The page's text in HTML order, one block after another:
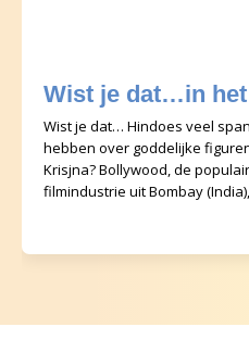
Wist je dat…in
Wist je dat… Hindoes veel
hebben over goddelijke
Krisjna? Bollywood, de
filmindustrie uit Bombay